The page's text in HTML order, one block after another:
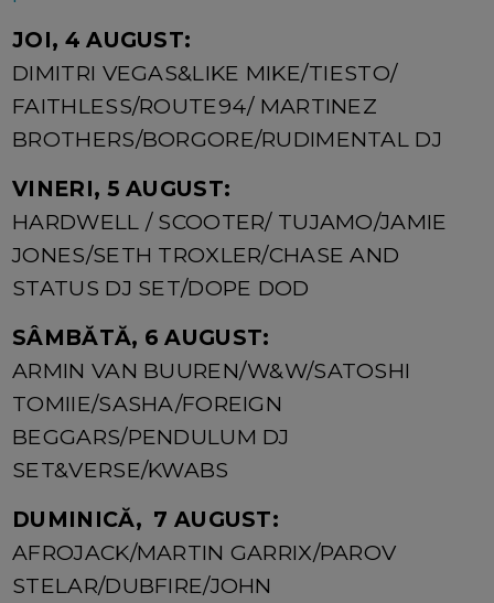
JOI, 4 AUGUST:
DIMITRI VEGAS&LIKE MIKE/TIESTO/
FAITHLESS/ROUTE94/ MARTINEZ
BROTHERS/BORGORE/RUDIMENTAL DJ
VINERI, 5 AUGUST:
HARDWELL / SCOOTER/ TUJAMO/JAMIE
JONES/SETH TROXLER/CHASE AND
STATUS DJ SET/DOPE DOD
SÂMBĂTĂ, 6 AUGUST:
ARMIN VAN BUUREN/W&W/SATOSHI
TOMIIE/SASHA/FOREIGN
BEGGARS/PENDULUM DJ
SET&VERSE/KWABS
DUMINICĂ, 7 AUGUST:
AFROJACK/MARTIN GARRIX/PAROV
STELAR/DUBFIRE/JOHN